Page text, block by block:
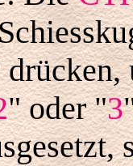
" oder "3